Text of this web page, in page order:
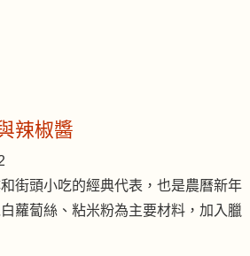
辣椒醬
街頭小吃的經典代表，也是農曆新年
蘿蔔絲、粘米粉為主要材料，加入臘